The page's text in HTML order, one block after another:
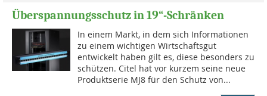
Überspannungsschutz in 19“-Schränken
In einem Markt, in dem sich Informationen
zu einem wichtigen Wirtschaftsgut
entwickelt haben gilt es, diese besonders zu
schützen. Citel hat vor kurzem seine neue
Produktserie MJ8 für den Schutz von...